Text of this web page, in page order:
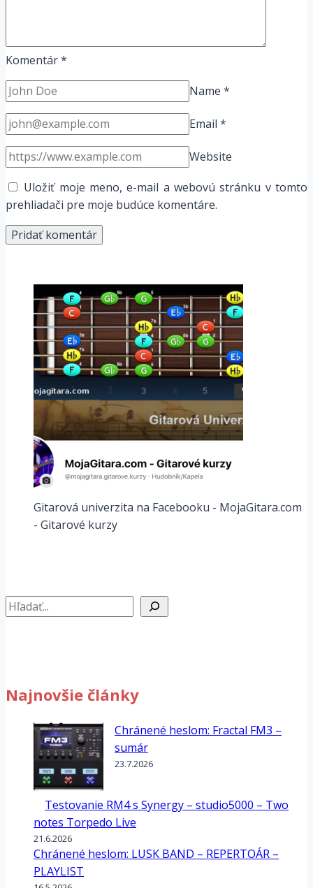
Komentár*
Name *
Email *
Website
Uložiť moje meno, e-mail a webovú stránku v tomto
prehliadači pre moje budúce komentáre.
Gitarová univerzita na Facebooku - MojaGitara.com
- Gitarové kurzy
Hľadať
Najnovšie články
Chránené heslom: Fractal FM3 –
sumár
23.7.2026
Testovanie RM4 s Synergy – studio5000 – Two
notes Torpedo Live
21.6.2026
Chránené heslom: LUSK BAND – REPERTOÁR –
PLAYLIST